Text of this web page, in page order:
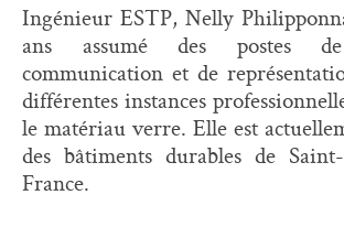
Ingénieur ESTP, Nelly
ans assumé des postes
communication et de
différentes instances
le matériau verre. Elle est
des bâtiments durables de
France.